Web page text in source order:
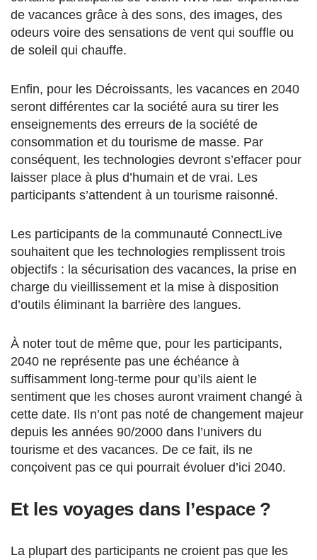
de vacances grâce à des sons, des images, des
odeurs voire des sensations de vent qui souffle ou
de soleil qui chauffe.
Enfin, pour les Décroissants, les vacances en 2040
seront différentes car la société aura su tirer les
enseignements des erreurs de la société de
consommation et du tourisme de masse. Par
conséquent, les technologies devront s’effacer pour
laisser place à plus d’humain et de vrai. Les
participants s’attendent à un tourisme raisonné.
Les participants de la communauté ConnectLive
souhaitent que les technologies remplissent trois
objectifs : la sécurisation des vacances, la prise en
charge du vieillissement et la mise à disposition
d’outils éliminant la barrière des langues.
À noter tout de même que, pour les participants,
2040 ne représente pas une échéance à
suffisamment long-terme pour qu’ils aient le
sentiment que les choses auront vraiment changé à
cette date. Ils n’ont pas noté de changement majeur
depuis les années 90/2000 dans l’univers du
tourisme et des vacances. De ce fait, ils ne
conçoivent pas ce qui pourrait évoluer d’ici 2040.
Et les voyages dans l’espace ?
La plupart des participants ne croient pas que les